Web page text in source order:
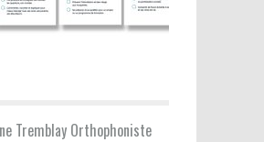
Tremblay Orthophoniste